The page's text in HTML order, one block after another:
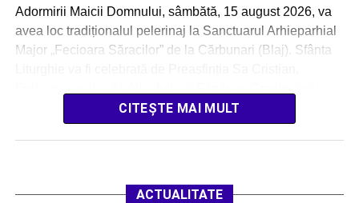
Adormirii Maicii Domnului, sâmbătă, 15 august 2026, va
avea loc tradiționalul pelerinaj la Sanctuarul Arhieparhial
Major „Fecioara Săracilor” de la Cărbunari (Blaj). Sfânta
CITEȘTE MAI MULT
ACTUALITATE